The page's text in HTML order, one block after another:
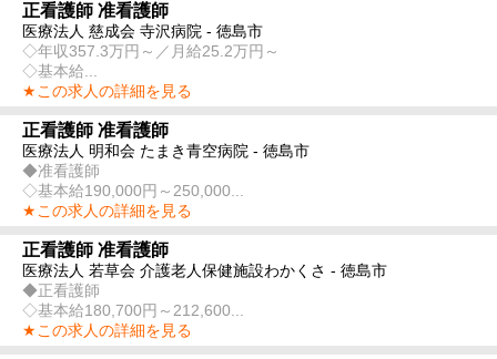
正看護師 准看護師
医療法人 慈成会 寺沢病院 - 徳島市
◇年収357.3万円～／月給25.2万円～
◇基本給...
★この求人の詳細を見る
正看護師 准看護師
医療法人 明和会 たまき青空病院 - 徳島市
◆准看護師
◇基本給190,000円～250,000...
★この求人の詳細を見る
正看護師 准看護師
医療法人 若草会 介護老人保健施設わかくさ - 徳島市
◆正看護師
◇基本給180,700円～212,600...
★この求人の詳細を見る